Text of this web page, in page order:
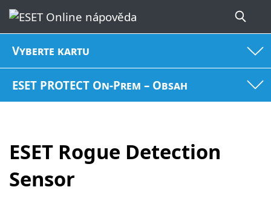
Vyberte kartu
ESET PROTECT On-Prem – Obsah
ESET Rogue Detection
Sensor